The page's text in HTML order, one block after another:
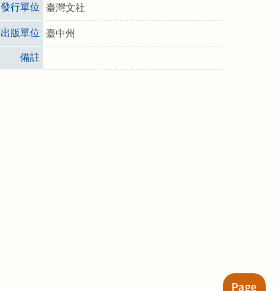
發行單位 臺灣文社
出版單位 臺中州
備註